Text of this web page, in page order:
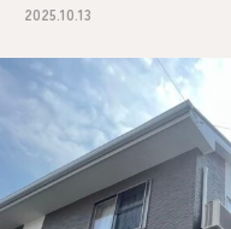
2025.10.13